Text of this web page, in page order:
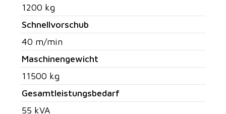
1200 kg
Schnellvorschub
40 m/min
Maschinengewicht
11500 kg
Gesamtleistungsbedarf
55 kVA